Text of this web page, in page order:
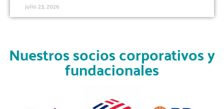
julio 23, 2026
Nuestros socios corporativos y
fundacionales